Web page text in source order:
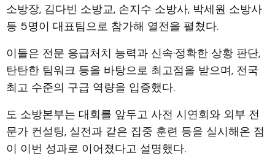
소방장, 김다빈 소방교, 손지수 소방사, 박세원 소방사
등 5명이 대표팀으로 참가해 열전을 펼쳤다.
이들은 전문 응급처치 능력과 신속·정확한 상황 판단,
탄탄한 팀워크 등을 바탕으로 최고점을 받으며, 전국
최고 수준의 구급 역량을 입증했다.
도 소방본부는 대회를 앞두고 사전 시연회와 외부 전
문가 컨설팅, 실전과 같은 집중 훈련 등을 실시해온 점
이 이번 성과로 이어졌다고 설명했다.